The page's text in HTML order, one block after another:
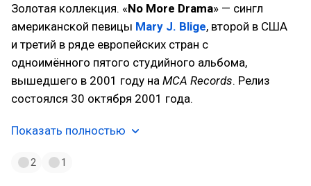
Золотая коллекция. «No More Drama» — сингл
американской певицы Mary J. Blige, второй в США
и третий в ряде европейских стран с
одноимённого пятого студийного альбома,
вышедшего в 2001 году на MCA Records. Релиз
состоялся 30 октября 2001 года.
Показать полностью
2 1